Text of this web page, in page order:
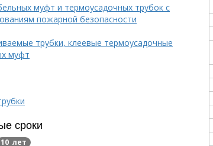
муфт и термоусадочных трубок с
пожарной безопасности
трубки, клеевые термоусадочные
муфт
сроки
10 лет